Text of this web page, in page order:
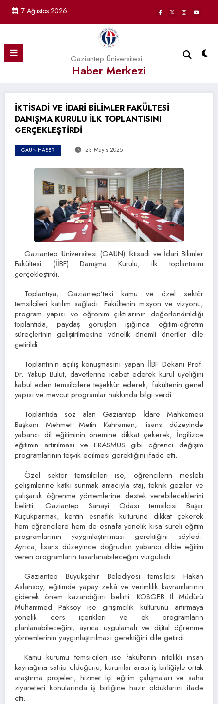
7 Ağustos 2026
Gaziantep Üniversitesi
Haber Merkezi
İKTİSADİ VE İDARİ BİLİMLER FAKÜLTESİ
DANIŞMA KURULU İLK TOPLANTISINI
GERÇEKLEŞTİRDİ
GAÜN HABER 23 Mayıs 2025
Gaziantep Üniversitesi (GAÜN) İktisadi ve İdari Bilimler
Fakültesi (İİBF) Danışma Kurulu, ilk toplantısını
gerçekleştirdi.
Toplantıya, Gaziantep’teki kamu ve özel sektör
temsilcileri katılım sağladı. Fakültenin misyon ve vizyonu,
program yapısı ve öğrenim çıktılarının değerlendirildiği
toplantıda, paydaş görüşleri ışığında eğitim-öğretim
süreçlerinin geliştirilmesine yönelik önemli öneriler dile
getirildi.
Toplantının açılış konuşmasını yapan İİBF Dekanı Prof.
Dr. Yakup Bulut, davetlerine icabet ederek kurul üyeliğini
kabul eden temsilcilere teşekkür ederek, fakültenin genel
yapısı ve mevcut programlar hakkında bilgi verdi.
Toplantıda söz alan Gaziantep İdare Mahkemesi
Başkanı Mehmet Metin Kahraman, lisans düzeyinde
yabancı dil eğitiminin önemine dikkat çekerek, İngilizce
eğitimin artırılması ve ERASMUS gibi öğrenci değişim
programlarının teşvik edilmesi gerektiğini ifade etti.
Özel sektör temsilcileri ise, öğrencilerin mesleki
gelişimlerine katkı sunmak amacıyla staj, teknik geziler ve
çalışarak öğrenme yöntemlerine destek verebileceklerini
belirtti. Gaziantep Sanayi Odası temsilcisi Başar
Küçükparmak, kentin esnaflık kültürüne dikkat çekerek
hem öğrencilere hem de esnafa yönelik kısa süreli eğitim
programlarının yaygınlaştırılması gerektiğini söyledi.
Ayrıca, lisans düzeyinde doğrudan yabancı dilde eğitim
veren programların tasarlanabileceğini vurguladı.
Gaziantep Büyükşehir Belediyesi temsilcisi Hakan
Aslansoy, eğitimde yapay zekâ ve verimlilik kavramlarının
giderek önem kazandığını belirtti. KOSGEB İl Müdürü
Muhammed Paksoy ise girişimcilik kültürünü artırmaya
yönelik ders içerikleri ve ek programların
planlanabileceğini, ayrıca uygulamalı ve dijital öğrenme
yöntemlerinin yaygınlaştırılması gerektiğini dile getirdi.
Kamu kurumu temsilcileri ise fakültenin nitelikli insan
kaynağına sahip olduğunu, kurumlar arası iş birliğiyle ortak
araştırma projeleri, hizmet içi eğitim çalışmaları ve saha
ziyaretleri konularında iş birliğine hazır olduklarını ifade
etti.